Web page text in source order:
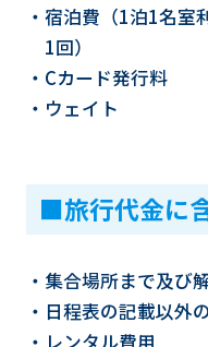
・宿泊費（1泊1名室
1回）
・Cカード発行料
・ウェイト
■旅行代金に
・集合場所まで及び
・日程表の記載以外
・レンタル費用